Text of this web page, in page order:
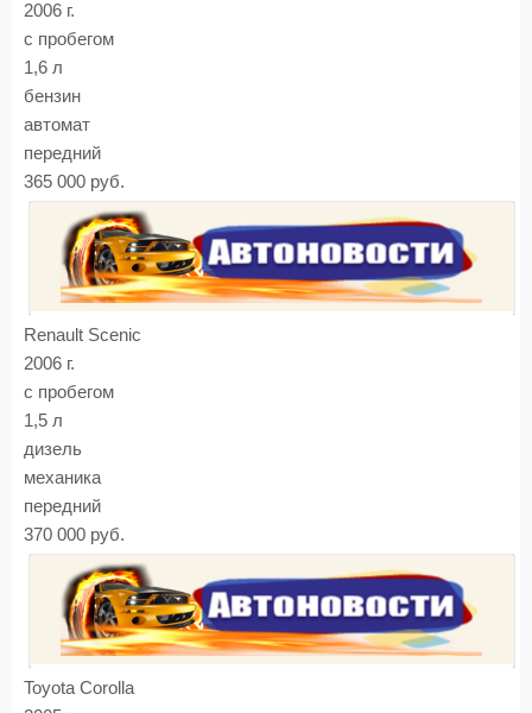
2006 г.
с пробегом
1,6 л
бензин
автомат
передний
365 000 руб.
Renault Scenic
2006 г.
с пробегом
1,5 л
дизель
механика
передний
370 000 руб.
Toyota Corolla